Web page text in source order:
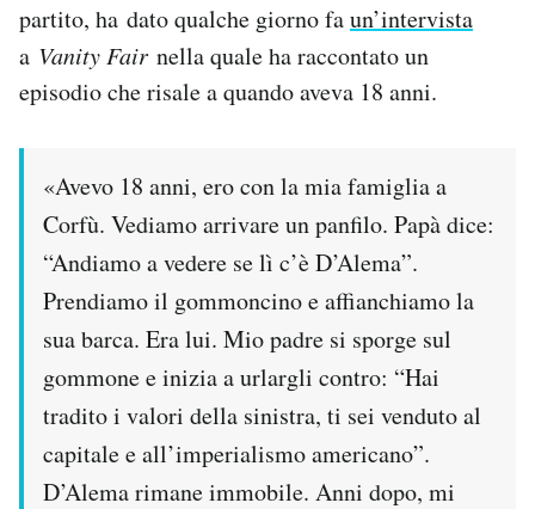
SHOP
AREA PERSONALE
Area Personale
Newsletter
Notifiche mobile
Hai bisogno di aiuto?
Esci
partito, ha dato qualche giorno faun’intervista
a Vanity Fair nella quale ha raccontato un
episodio che risale a quando aveva 18 anni.
«Avevo 18 anni, ero con la mia famiglia a
Corfù. Vediamo arrivare un panfilo. Papà dice:
“Andiamo a vedere se lì c’è D’Alema”.
Prendiamo il gommoncino e affianchiamo la
sua barca. Era lui. Mio padre si sporge sul
gommone e inizia a urlargli contro: “Hai
tradito i valori della sinistra, ti sei venduto al
capitale e all’imperialismo americano”.
D’Alema rimane immobile. Anni dopo, mi